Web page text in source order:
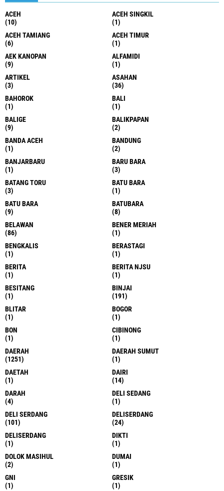
ACEH
(10)
ACEH SINGKIL
(1)
ACEH TAMIANG
(6)
ACEH TIMUR
(1)
AEK KANOPAN
(9)
ALFAMIDI
(1)
ARTIKEL
(3)
ASAHAN
(36)
BAHOROK
(1)
BALI
(1)
BALIGE
(9)
BALIKPAPAN
(2)
BANDA ACEH
(1)
BANDUNG
(2)
BANJARBARU
(1)
BARU BARA
(3)
BATANG TORU
(3)
BATU BARA
(1)
BATU BARA
(9)
BATUBARA
(8)
BELAWAN
(86)
BENER MERIAH
(1)
BENGKALIS
(1)
BERASTAGI
(1)
BERITA
(1)
BERITA NJSU
(1)
BESITANG
(1)
BINJAI
(191)
BLITAR
(1)
BOGOR
(1)
BON
(1)
CIBINONG
(1)
DAERAH
(1251)
DAERAH SUMUT
(1)
DAETAH
(1)
DAIRI
(14)
DARAH
(4)
DELI SEDANG
(1)
DELI SERDANG
(101)
DELISERDANG
(24)
DELISERDANG
(1)
DIKTI
(1)
DOLOK MASIHUL
(2)
DUMAI
(1)
GNI
(1)
GRESIK
(1)